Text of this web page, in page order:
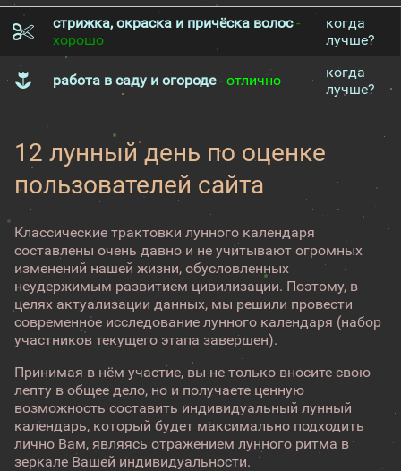
стрижка, окраска и причёска волос-
хорошо
когда
лучше?
работа в саду и огороде- отлично
когда
лучше?
12 лунный день по оценке
пользователей сайта
Классические трактовки лунного календаря
составлены очень давно и не учитывают огромных
изменений нашей жизни, обусловленных
неудержимым развитием цивилизации. Поэтому, в
целях актуализации данных, мы решили провести
современное исследование лунного календаря (набор
участников текущего этапа завершен).
Принимая в нём участие, вы не только вносите свою
лепту в общее дело, но и получаете ценную
возможность составить индивидуальный лунный
календарь, который будет максимально подходить
лично Вам, являясь отражением лунного ритма в
зеркале Вашей индивидуальности.